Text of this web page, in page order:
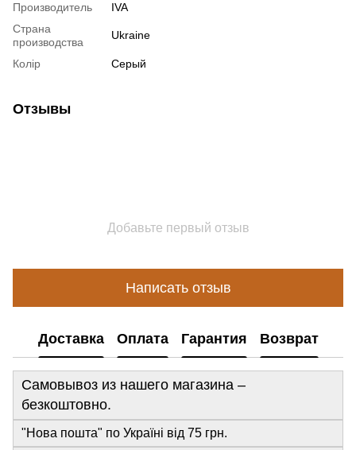
Производитель
IVA
Страна
производства
Ukraine
Колір Серый
Отзывы
Добавьте первый отзыв
Написать отзыв
Доставка Оплата Гарантия Возврат
Самовывоз из нашего магазина –
безкоштовно.
"Нова пошта" по Україні від 75 грн.